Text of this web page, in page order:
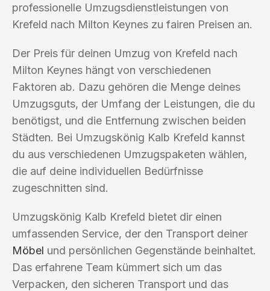
professionelle Umzugsdienstleistungen von
Krefeld nach Milton Keynes zu fairen Preisen an.
Der Preis für deinen Umzug von Krefeld nach
Milton Keynes hängt von verschiedenen
Faktoren ab. Dazu gehören die Menge deines
Umzugsguts, der Umfang der Leistungen, die du
benötigst, und die Entfernung zwischen beiden
Städten. Bei Umzugskönig Kalb Krefeld kannst
du aus verschiedenen Umzugspaketen wählen,
die auf deine individuellen Bedürfnisse
zugeschnitten sind.
Umzugskönig Kalb Krefeld bietet dir einen
umfassenden Service, der den Transport deiner
Möbel und persönlichen Gegenstände beinhaltet.
Das erfahrene Team kümmert sich um das
Verpacken, den sicheren Transport und das